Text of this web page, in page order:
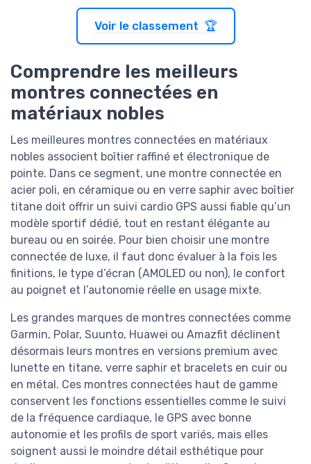
Voir le classement 🏆
Comprendre les meilleurs
montres connectées en
matériaux nobles
Les meilleures montres connectées en matériaux
nobles associent boîtier raffiné et électronique de
pointe. Dans ce segment, une montre connectée en
acier poli, en céramique ou en verre saphir avec boîtier
titane doit offrir un suivi cardio GPS aussi fiable qu’un
modèle sportif dédié, tout en restant élégante au
bureau ou en soirée. Pour bien choisir une montre
connectée de luxe, il faut donc évaluer à la fois les
finitions, le type d’écran (AMOLED ou non), le confort
au poignet et l’autonomie réelle en usage mixte.
Les grandes marques de montres connectées comme
Garmin, Polar, Suunto, Huawei ou Amazfit déclinent
désormais leurs montres en versions premium avec
lunette en titane, verre saphir et bracelets en cuir ou
en métal. Ces montres connectées haut de gamme
conservent les fonctions essentielles comme le suivi
de la fréquence cardiaque, le GPS avec bonne
autonomie et les profils de sport variés, mais elles
soignent aussi le moindre détail esthétique pour